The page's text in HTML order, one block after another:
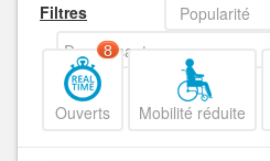
Filtres
Popularité
Decroissant
Ouverts
8
Mobilité réduite